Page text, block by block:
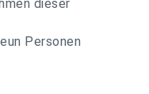
dieser
Personen